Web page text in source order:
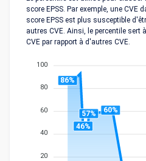
score EPSS. Par exemple, une CVE
score EPSS est plus susceptible
autres CVE. Ainsi, le percentile sert
CVE par rapport à d'autres CVE.
100
80
60
40
20
86%
46%
57% 60%